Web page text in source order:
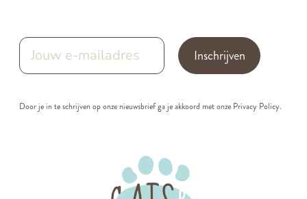
Inschrijven
Door je in te schrijven op onze nieuwsbrief ga je akkoord met onze Privacy Policy.